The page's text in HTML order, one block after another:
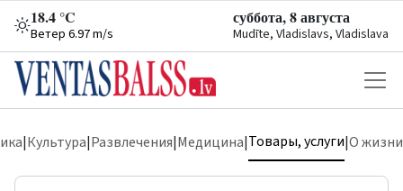
18.4 °C
Ветер 6.97 m/s
суббота, 8 августа
Mudīte, Vladislavs, Vladislava
|Культура|Развлечения|Медицина|Товары, услуги|О жизни